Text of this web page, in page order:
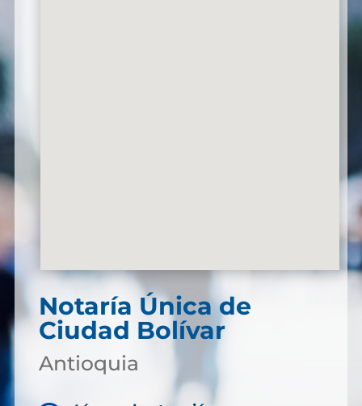
Notaría Única de
Ciudad Bolívar
Antioquia